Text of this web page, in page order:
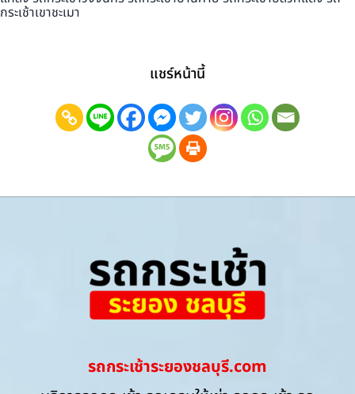
กระเช้าเขาชะเมา
แชร์หน้านี้
รถกระเช้าระยองชลบุรี.com